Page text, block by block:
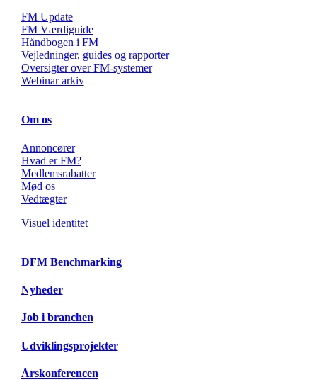
FM Update
FM Værdiguide
Håndbogen i FM
Vejledninger, guides og rapporter
Oversigter over FM-systemer
Webinar arkiv
Om os
Annoncører
Hvad er FM?
Medlemsrabatter
Mød os
Vedtægter
Visuel identitet
DFM Benchmarking
Nyheder
Job i branchen
Udviklingsprojekter
Årskonferencen